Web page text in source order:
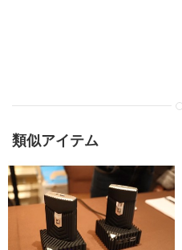
類似アイテム